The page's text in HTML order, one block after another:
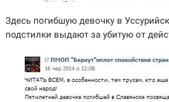
Здесь погибшую девочку в
подстилки выдают за убитую от